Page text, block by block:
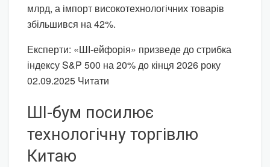
млрд, а імпорт високотехнологічних товарів
збільшився на 42%.
Експерти: «ШІ-ейфорія» призведе до стрибка
індексу S&P 500 на 20% до кінця 2026 року
02.09.2025 Читати
ШІ-бум посилює
технологічну торгівлю
Китаю